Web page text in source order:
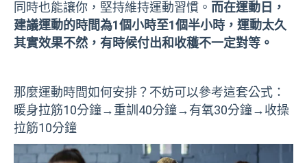
同時也能讓你，堅持維持運動習慣。 而在運動日，
建議運動的時間為1個小時至1個半小時，運動太久
其實效果不然，有時候付出和收穫不一定對等。
那麼運動時間如何安排？不妨可以參考這套公式：
暖身拉筋10分鐘→重訓40分鐘→有氧30分鐘→收操
拉筋10分鐘